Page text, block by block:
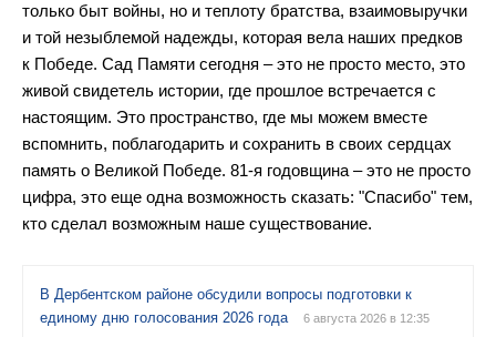
только быт войны, но и теплоту братства, взаимовыручки
и той незыблемой надежды, которая вела наших предков
к Победе. Сад Памяти сегодня – это не просто место, это
живой свидетель истории, где прошлое встречается с
настоящим. Это пространство, где мы можем вместе
вспомнить, поблагодарить и сохранить в своих сердцах
память о Великой Победе. 81-я годовщина – это не просто
цифра, это еще одна возможность сказать: "Спасибо" тем,
кто сделал возможным наше существование.
В Дербентском районе обсудили вопросы подготовки к
единому дню голосования 2026 года
6 августа 2026 в 12:35